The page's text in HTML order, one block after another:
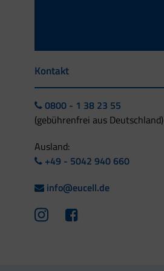
Kontakt
0800 - 1 38 23 55
(gebührenfrei aus Deutschland)
Ausland:
+49 - 5042 940 660
info@eucell.de